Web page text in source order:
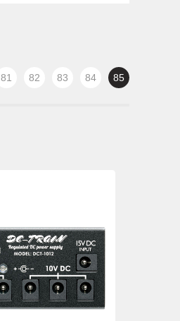
81 82 83 84 85